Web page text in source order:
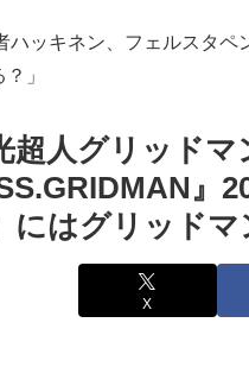
親日経営者に海外が大騒ぎ
勘弁して！」米国人が最も
「実は日本経済を支えて生
国人である理由がこちら…
てるらしい…（ﾌﾞﾙﾌﾞﾙ」
日本よ、お前がナンバーワ
ハッキネン、フェルスタ
」
超人グリッド
』
にはグリッド
X